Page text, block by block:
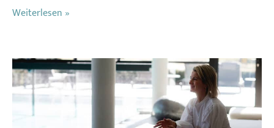
Weiterlesen »